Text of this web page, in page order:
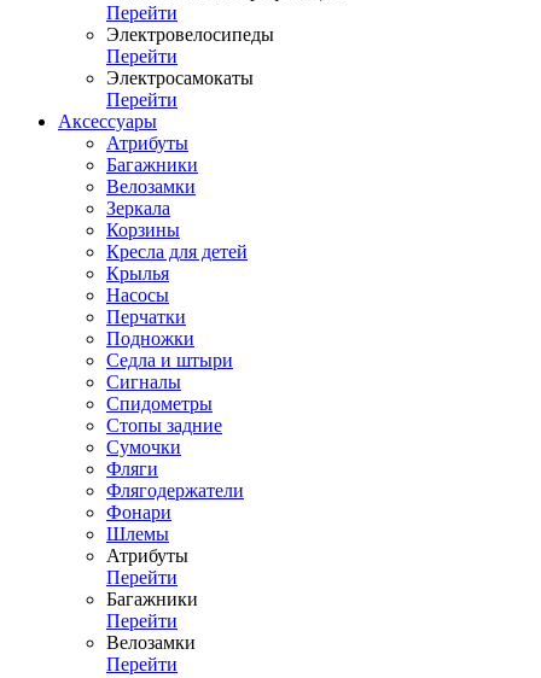
Перейти
Электровелосипеды
Перейти
Электросамокаты
Перейти
Аксессуары
Атрибуты
Багажники
Велозамки
Зеркала
Корзины
Кресла для детей
Крылья
Насосы
Перчатки
Подножки
Седла и штыри
Сигналы
Спидометры
Стопы задние
Сумочки
Фляги
Флягодержатели
Фонари
Шлемы
Атрибуты
Перейти
Багажники
Перейти
Велозамки
Перейти